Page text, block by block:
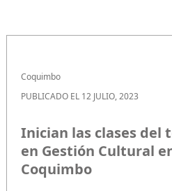
Coquimbo
PUBLICADO EL 12 JULIO, 2023
Inician las clases del
en Gestión Cultural
Coquimbo